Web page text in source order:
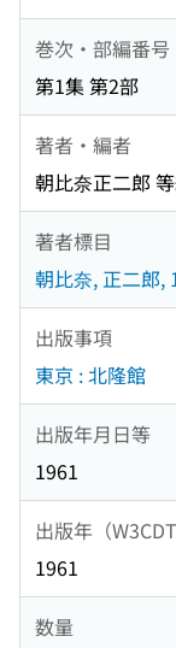
巻次・部編番号
第1集 第2部
著者・編者
朝比奈正二郎
著者標目
朝比奈, 正二郎,
出版事項
東京 : 北隆館
出版年月日等
1961
出版年（
1961
数量